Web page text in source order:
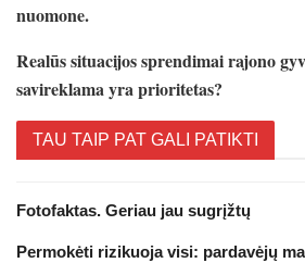
nuomone.
Realūs situacijos sprendimai rajono
savireklama yra prioritetas?
TAU TAIP PAT GALI PATIKTI
Fotofaktas. Geriau jau sugrįžtų
Permokėti rizikuoja visi: pardavėjų